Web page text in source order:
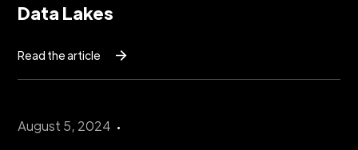
Data Lakes
Read the article
August 5, 2024